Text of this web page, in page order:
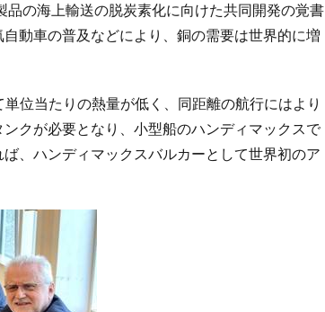
の海上輸送の脱炭素化に向けた共同開発の覚書
動車の普及などにより、銅の需要は世界的に増
位当たりの熱量が低く、同距離の航行にはより
クが必要となり、小型船のハンディマックスで
、ハンディマックスバルカーとして世界初のア